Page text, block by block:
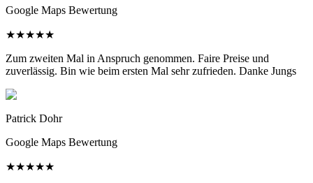
Google Maps Bewertung
★★★★★
Zum zweiten Mal in Anspruch genommen. Faire Preise und
zuverlässig. Bin wie beim ersten Mal sehr zufrieden. Danke Jungs
Patrick Dohr
Google Maps Bewertung
★★★★★